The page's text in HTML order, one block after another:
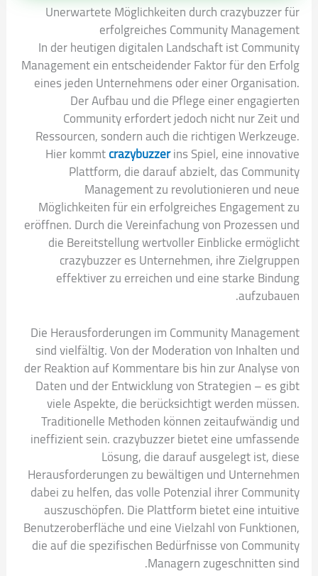
Unerwartete Möglichkeiten durch crazybuzzer für
erfolgreiches Community Management
In der heutigen digitalen Landschaft ist Community
Management ein entscheidender Faktor für den Erfolg
eines jeden Unternehmens oder einer Organisation.
Der Aufbau und die Pflege einer engagierten
Community erfordert jedoch nicht nur Zeit und
Ressourcen, sondern auch die richtigen Werkzeuge.
Hier kommtcrazybuzzerins Spiel, eine innovative
Plattform, die darauf abzielt, das Community
Management zu revolutionieren und neue
Möglichkeiten für ein erfolgreiches Engagement zu
eröffnen. Durch die Vereinfachung von Prozessen und
die Bereitstellung wertvoller Einblicke ermöglicht
crazybuzzer es Unternehmen, ihre Zielgruppen
effektiver zu erreichen und eine starke Bindung
aufzubauen.
Die Herausforderungen im Community Management
sind vielfältig. Von der Moderation von Inhalten und
der Reaktion auf Kommentare bis hin zur Analyse von
Daten und der Entwicklung von Strategien – es gibt
viele Aspekte, die berücksichtigt werden müssen.
Traditionelle Methoden können zeitaufwändig und
ineffizient sein. crazybuzzer bietet eine umfassende
Lösung, die darauf ausgelegt ist, diese
Herausforderungen zu bewältigen und Unternehmen
dabei zu helfen, das volle Potenzial ihrer Community
auszuschöpfen. Die Plattform bietet eine intuitive
Benutzeroberfläche und eine Vielzahl von Funktionen,
die auf die spezifischen Bedürfnisse von Community
Managern zugeschnitten sind.